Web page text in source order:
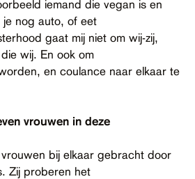
iemand die vegan is en
nog auto, of eet
gaat mij niet om wij-zij,
wij. En ook om
en coulance naar elkaar te
vrouwen in deze
bij elkaar gebracht door
Zij proberen het